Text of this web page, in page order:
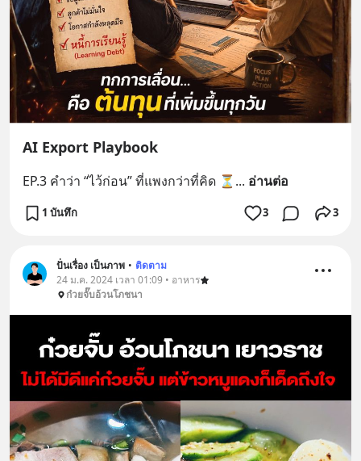
AI Export Playbook
EP.3 คำว่า “ไว้ก่อน” ที่แพงกว่าที่คิด ⏳ ... อ่านต่อ
1 บันทึก 3 3
ปั่นเรื่อง เป็นภาพ • ติดตาม
24 ม.ค. 2024 เวลา 01:09 • อาหาร
ก๋วยจั๊บอ้วนโภชนา